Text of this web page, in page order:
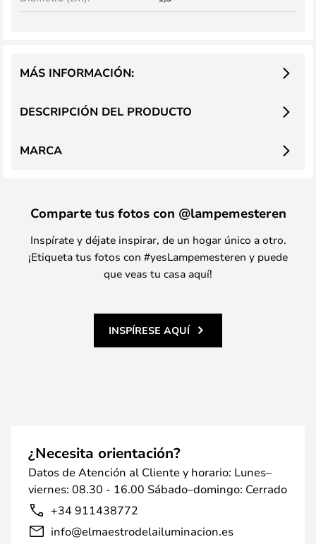
DESCRIPCIÓN DEL PRODUCTO
MÁS INFORMACIÓN:
MARCA
Comparte tus fotos con @lampemesteren
Inspírate y déjate inspirar, de un hogar único a otro.
¡Etiqueta tus fotos con #yesLampemesteren y puede
que veas tu casa aquí!
INSPÍRESE AQUÍ
¿Necesita orientación?
Datos de Atención al Cliente y horario: Lunes–
viernes: 08.30 - 16.00 Sábado–domingo: Cerrado
+34 911438772
info@elmaestrodelailuminacion.es